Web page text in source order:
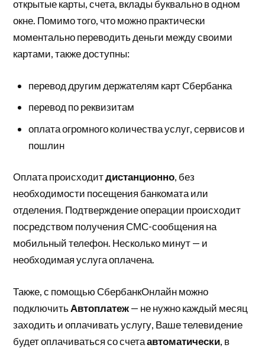
открытые карты, счета, вклады буквально в одном
окне. Помимо того, что можно практически
моментально переводить деньги между своими
картами, также доступны:
перевод другим держателям карт Сбербанка
перевод по реквизитам
оплата огромного количества услуг, сервисов и
пошлин
Оплата происходитдистанционно, без
необходимости посещения банкомата или
отделения. Подтверждение операции происходит
посредством получения СМС-сообщения на
мобильный телефон. Несколько минут — и
необходимая услуга оплачена.
Также, с помощью СбербанкОнлайн можно
подключитьАвтоплатеж— не нужно каждый месяц
заходить и оплачивать услугу, Ваше телевидение
будет оплачиваться со счетаавтоматически, в